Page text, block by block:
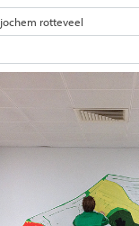
jochem rotteveel